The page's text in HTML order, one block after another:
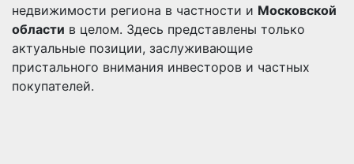
недвижимости региона в частности и Московской
области в целом. Здесь представлены только
актуальные позиции, заслуживающие
пристального внимания инвесторов и частных
покупателей.